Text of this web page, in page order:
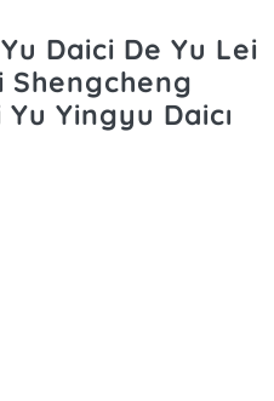
Daici De Yu Lei
Shengcheng
Yingyu Daicı